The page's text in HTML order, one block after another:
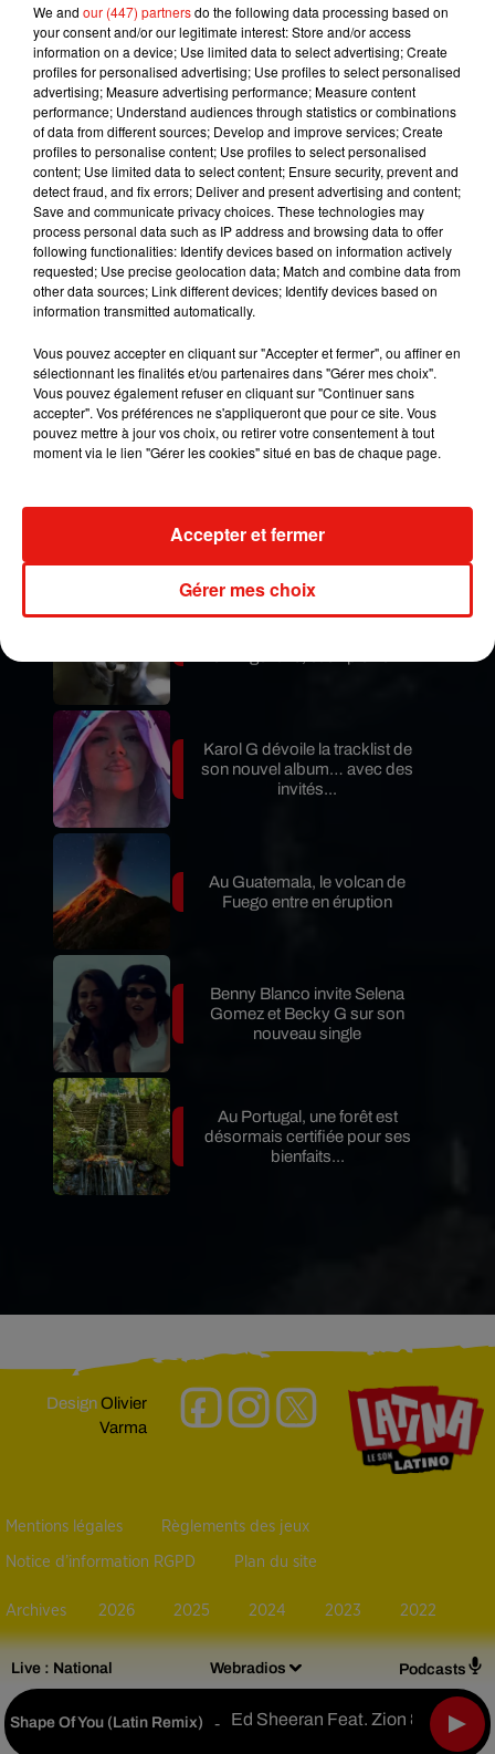
Live : National Webradios Podcasts
Shape Of You (latin Remix) - Ed Sheeran Feat. Zion & Lennox
Publié : 28 avril 2021 à 7h00 par Jérome Pasanau
Pour le lifting cette année, c’est l’architecte
Cristina Ventura qui va s’en charger.«La structure
extérieure exposée aux éléments subit une usure
en raison du soleil, de la pluie, de la foudre et des
variations de température »explique-t-elle à
l'
AFP. La restauration prévoit une analyse
approfondie de l'état du revêtement composé de
milliers de petites pierres triangulaires taillées à la
main, de son armature de fer et des infiltrations
d'humidité dans la structure. Pour ce faire,
l'équipe de restauration va utiliser la photographie
de précision et une équipe d'alpinistes va se
lancer à la recherche des zones défectueuses et
des pièces à remplacer.
Mundo Latino
de Fuego est terminée
Karol G dévoile la tracklist de
son nouvel album… avec des
invités...
Au Guatemala, le volcan de
Fuego entre en éruption
Benny Blanco invite Selena
Gomez et Becky G sur son
nouveau single
Au Portugal, une forêt est
désormais certifiée pour ses
bienfaits...
DesignOlivier
Varma
Mentions légales Règlements des jeux
Notice d’information RGPD Plan du site
Archives 2026 2025 2024 2023 2022
We and our (447) partnersdo the following data processing based on
your consent and/or our legitimate interest: Store and/or access
information on a device; Use limited data to select advertising; Create
profiles for personalised advertising; Use profiles to select personalised
advertising; Measure advertising performance; Measure content
performance; Understand audiences through statistics or combinations
of data from different sources; Develop and improve services; Create
profiles to personalise content; Use profiles to select personalised
content; Use limited data to select content; Ensure security, prevent and
detect fraud, and fix errors; Deliver and present advertising and content;
Save and communicate privacy choices. These technologies may
process personal data such as IP address and browsing data to offer
following functionalities: Identify devices based on information actively
requested; Use precise geolocation data; Match and combine data from
other data sources; Link different devices; Identify devices based on
information transmitted automatically.
Vous pouvez accepter en cliquant sur "Accepter et fermer", ou affiner en
sélectionnant les finalités et/ou partenaires dans "Gérer mes choix".
Vous pouvez également refuser en cliquant sur "Continuer sans
accepter". Vos préférences ne s'appliqueront que pour ce site. Vous
pouvez mettre à jour vos choix, ou retirer votre consentement à tout
moment via le lien "Gérer les cookies" situé en bas de chaque page.
Gérer mes choix
Accepter et fermer